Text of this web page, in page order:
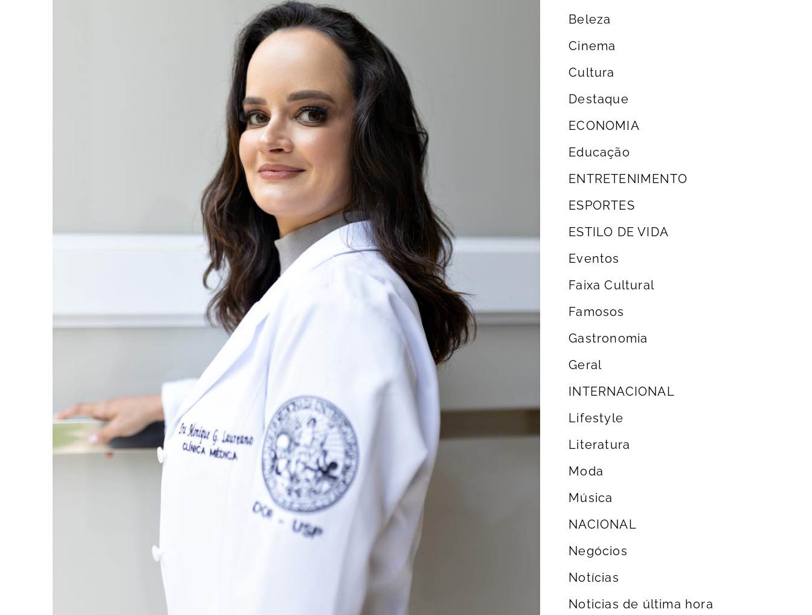
Beleza
Cinema
Cultura
Destaque
ECONOMIA
Educação
ENTRETENIMENTO
ESPORTES
ESTILO DE VIDA
Eventos
Faixa Cultural
Famosos
Gastronomia
Geral
INTERNACIONAL
Lifestyle
Literatura
Moda
Música
NACIONAL
Negócios
Notícias
Noticias de última hora